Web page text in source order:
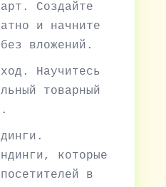
Создайте
и начните
вложений.
Научитесь
товарный
которые
в